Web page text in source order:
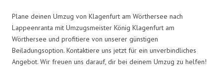
Plane deinen Umzug von Klagenfurt am Wörthersee nach
Lappeenranta mit Umzugsmeister König Klagenfurt am
Wörthersee und profitiere von unserer günstigen
Beiladungsoption. Kontaktiere uns jetzt für ein unverbindliches
Angebot. Wir freuen uns darauf, dir bei deinem Umzug zu helfen!